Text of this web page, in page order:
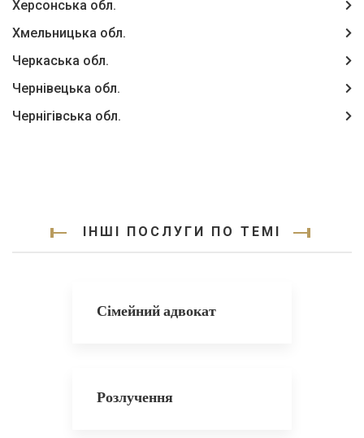
Херсонська обл.
Хмельницька обл.
Черкаська обл.
Чернівецька обл.
Чернігівська обл.
ІНШІ ПОСЛУГИ ПО ТЕМІ
Сімейний адвокат
Розлучення